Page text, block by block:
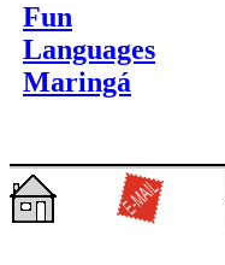
Fun
Languages
Maringá